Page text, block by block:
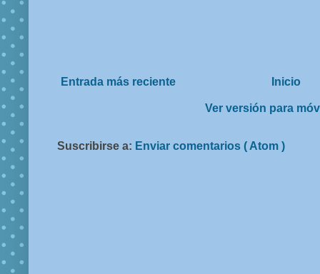
Entrada más reciente Inicio
Ver versión para
Suscribirse a: Enviar comentarios ( Atom )